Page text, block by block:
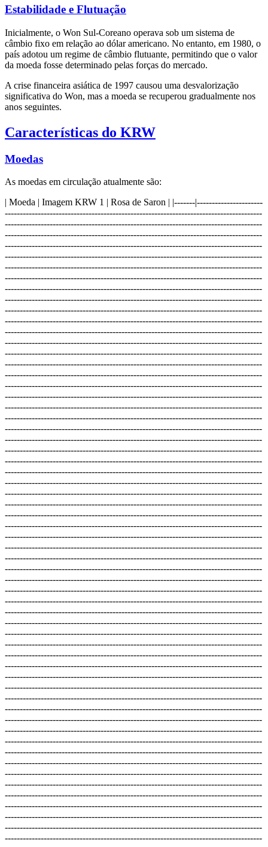
Estabilidade e Flutuação
Inicialmente, o Won Sul-Coreano operava sob um sistema de
câmbio fixo em relação ao dólar americano. No entanto, em 1980, o
país adotou um regime de câmbio flutuante, permitindo que o valor
da moeda fosse determinado pelas forças do mercado.
A crise financeira asiática de 1997 causou uma desvalorização
significativa do Won, mas a moeda se recuperou gradualmente nos
anos seguintes.
Características do KRW
Moedas
As moedas em circulação atualmente são:
| Moeda | Imagem